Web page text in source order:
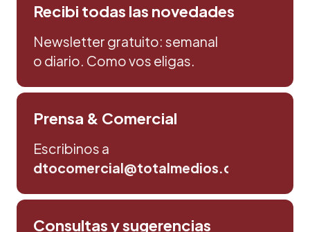
Recibi todas las novedades
Newsletter gratuito: semanal
o diario. Como vos eligas.
Prensa & Comercial
Escribinos a
dtocomercial@totalmedios.com
Consultas y sugerencias